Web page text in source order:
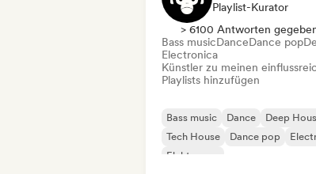
Playlist-Kurator
> 6100 Antworten
Bass musicDanceDance pop
Electronica
Künstler zu meinen
Playlists hinzufügen
Bass music Dance Deep
Tech House
Dance pop
Elektropop